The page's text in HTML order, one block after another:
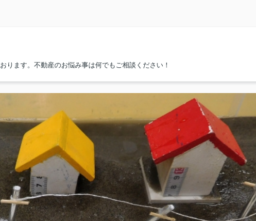
ります。不動産のお悩み事は何でもご相談ください！